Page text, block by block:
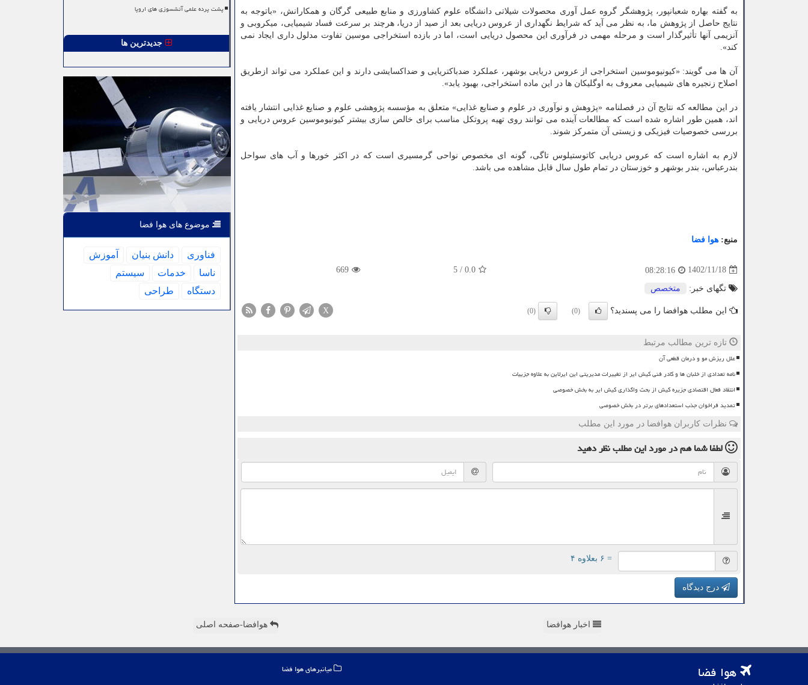
به گفته بهاره شعبانپور، پژوهشگر گروه عمل آوری محصولات شیلاتی دانشگاه علوم کشاورزی و منابع طبیعی گرگان و همکارانش، «باتوجه به
نتایج حاصل از پژوهش ما، به نظر می آید که شرایط نگهداری از عروس دریایی بعد از صید از دریا، هرچند بر سرعت فساد شیمیایی، میکروبی و
آنزیمی آنها تأثیرگذار است و مرحله مهمی در فرآوری این محصول دریایی است، اما در بازده استخراجی موسین تفاوت مدلول داری ایجاد نمی
کند».
آن ها می گویند: «کیونیوموسین استخراجی از عروس دریایی بوشهر، عملکرد ضدباکتریایی و ضداکسایشی دارند و این عملکرد می تواند ازطریق
اصلاح زنجیره های شیمیایی معروف به اوگلیکان ها در این ماده استخراجی، بهبود یابد».
در این مطالعه که نتایج آن در فصلنامه «پژوهش و نوآوری در علوم و صنایع غذایی» متعلق به مؤسسه پژوهشی علوم و صنایع غذایی انتشار یافته
اند، همین طور اشاره شده است که مطالعات آینده می توانند روی تهیه پروتکل مناسب برای خالص سازی بیشتر کیونیوموسین عروس دریایی و
بررسی خصوصیات فیزیکی و زیستی آن متمرکز شوند.
لازم به اشاره است که عروس دریایی کاتوستیلوس تاگی، گونه ای مخصوص نواحی گرمسیری است که در اکثر خورها و آب های سواحل
بندرعباس، بندر بوشهر و خوزستان در تمام طول سال قابل مشاهده می باشد.
منبع: هوا فضا
1402/11/18
08:28:16
0.0
/
5
669
تگهای خبر: متخصص
این مطلب هوافضا را می پسندید؟ (0)
(0)
X
تازه ترین مطالب مرتبط
علل ریزش مو و درمان قطعی آن
نامه تعدادی از خلبان ها و کادر فنی کیش ایر از تغییرات مدیریتی این ایرلاین به علاوه جزییات
انتقاد فعال اقتصادی جزیره کیش از بحث واگذاری کیش ایر به بخش خصوصی
تمدید فراخوان جذب استعدادهای برتر در بخش خصوصی
نظرات کاربران هوافضا در مورد این مطلب
لطفا شما همدر مورد این مطلبنظر دهید
= ۶ بعلاوه ۴
درج دیدگاه
پشت پرده علمی آتشسوزی های اروپا
جدیدترین ها
موضوع های هوا فضا
فناوری دانش بنیان
آموزش
ناسا
خدمات
سیستم
دستگاه
طراحی
اخبار هوافضا هوافضا-صفحه اصلی
هوا فضا میانبرهای هوا فضا